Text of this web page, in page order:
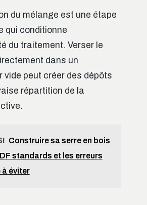
du mélange est une étape
qui conditionne
du traitement. Verser le
dans un
vide peut créer des dépôts
répartition de la
Construire sa serre en bois
standards et les erreurs
à éviter